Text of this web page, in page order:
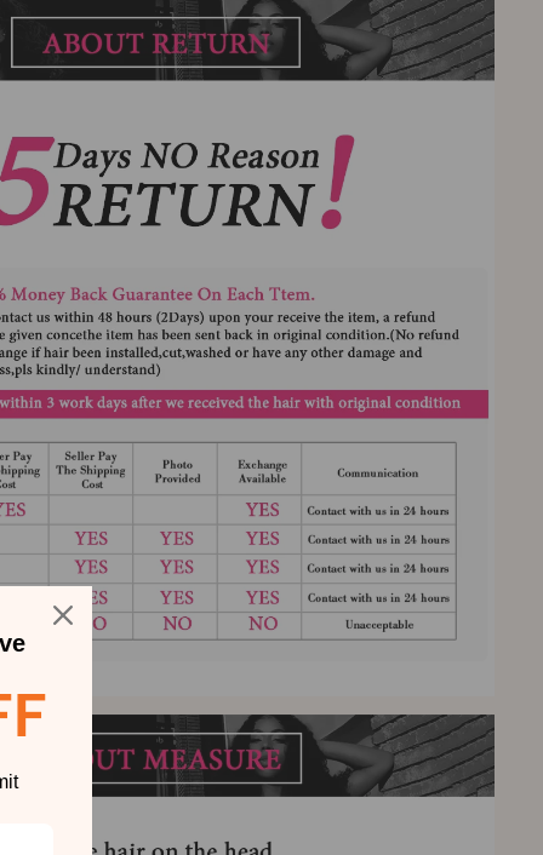
Sí, se puede hacer permanente, Cyrled y
Restyled